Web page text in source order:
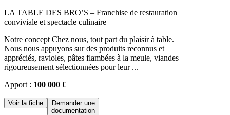
LA TABLE DES BRO’S – Franchise de restauration
conviviale et spectacle culinaire
Notre concept Chez nous, tout part du plaisir à table.
Nous nous appuyons sur des produits reconnus et
appréciés, ravioles, pâtes flambées à la meule, viandes
rigoureusement sélectionnées pour leur ...
Apport : 100 000 €
Voir la fiche
Demander une
documentation